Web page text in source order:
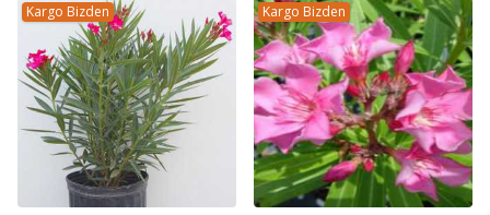
Kargo Bizden Kargo Bizden